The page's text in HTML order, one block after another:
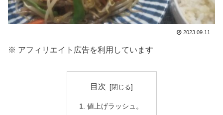
2023.09.11
※ アフィリエイト広告を利用しています
目次
値上げラッシュ。